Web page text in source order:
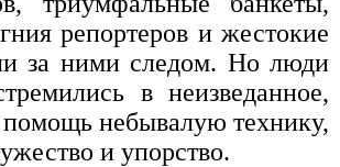
репортеров и жестокие
за ними следом. Но люди
в неизведанное,
небывалую технику,
и упорство.